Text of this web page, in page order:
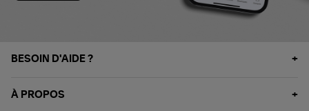
BESOIN D'AIDE ?
À PROPOS